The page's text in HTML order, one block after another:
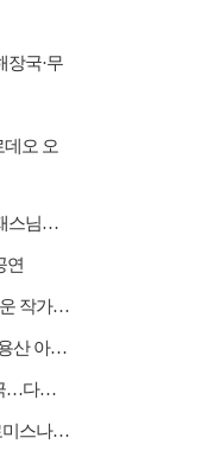
장국·무
오 오
'어서와 한국은' 이탈리아 셰프들, 선재스님→라연 차도...
연
'유퀴즈' 이은결·임봉근 할머니&임다운 작가·이승철, '...
'구해줘! 홈즈' 이모란 필라테스 원장 용산 아파트 방...
[종합] '합숙맞선2' 최정윤 인기녀 등극…다음주 마지막...
'꼬꼬무' 단종과 엄흥도…장항준·프로미스나인 이채영·...